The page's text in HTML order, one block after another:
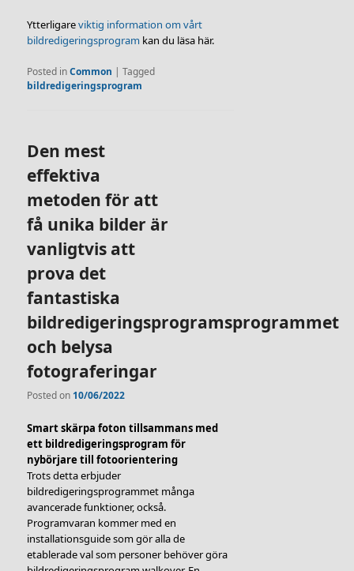
Ytterligareviktig information om vårt
bildredigeringsprogram kan du läsa här.
Posted inCommon |Tagged
bildredigeringsprogram
Den mest
effektiva
metoden för att
få unika bilder är
vanligtvis att
prova det
fantastiska
bildredigeringsprogramsprogrammet
och belysa
fotograferingar
Posted on 10/06/2022
Smart skärpa foton tillsammans med
ett bildredigeringsprogram för
nybörjare till fotoorientering
Trots detta erbjuder
bildredigeringsprogrammet många
avancerade funktioner, också.
Programvaran kommer med en
installationsguide som gör alla de
etablerade val som personer behöver göra